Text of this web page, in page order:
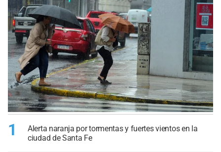
1
Alerta naranja por tormentas y fuertes vientos en la
ciudad de Santa Fe